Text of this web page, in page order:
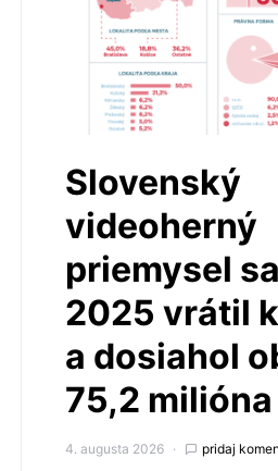
Slovenský
videoherný
priemysel
2025 vrátil
a dosiahol
75,2
4. augusta 2026 pridaj